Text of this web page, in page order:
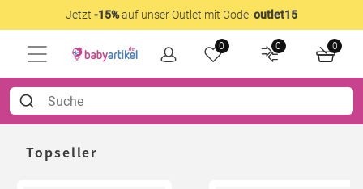
Jetzt -15%auf unser Outlet mit Code: outlet15
0 0 0
Topseller